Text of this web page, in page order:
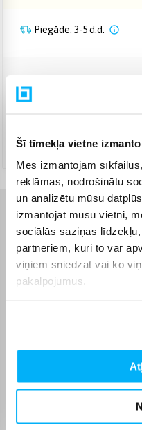
Šī tīmekļa vietne
Mēs izmantojam
reklāmas, nodrošinātu
un analizētu mūsu
izmantojat mūsu vietni,
sociālās saziņas
partneriem, kuri to var
viņiem sniedzat vai ko
pakalpojumus.
Piegāde: 3-5 d.d.
Augusts 12d. - Augusts
Raksturlielumi
Ražotājs